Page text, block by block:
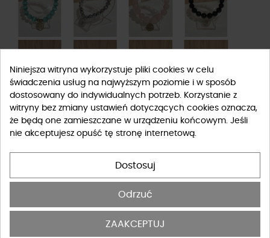
Niniejsza witryna wykorzystuje pliki cookies w celu
świadczenia usług na najwyższym poziomie i w sposób
dostosowany do indywidualnych potrzeb. Korzystanie z
witryny bez zmiany ustawień dotyczących cookies oznacza,
że będą one zamieszczane w urządzeniu końcowym. Jeśli
nie akceptujesz opuść tę stronę internetową.
Dostosuj
Odrzuć
ZAAKCEPTUJ